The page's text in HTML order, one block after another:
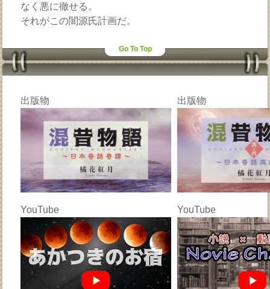
なく悪に徹せる。
それがこの闇源氏計画だ。
Go To Top
出版物 出版物
YouTube YouTube